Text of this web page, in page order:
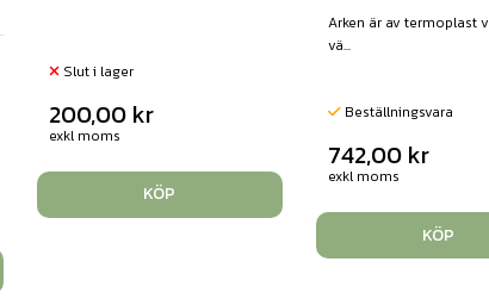
Slut i lager
200,00 kr
exkl moms
KÖP
Arken är av termoplast
vä...
Beställningsvara
742,00 kr
exkl moms
KÖP